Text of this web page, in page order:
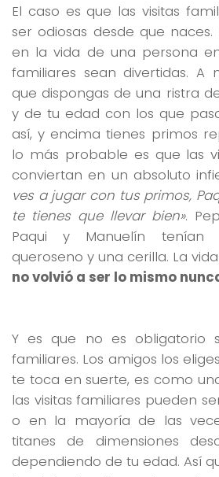
El caso es que las visitas
ser odiosas desde que
en la vida de una persona
familiares sean divertidas. A
que dispongas de una ristra
y de tu edad con los que
así, y encima tienes primos
lo más probable es que las
conviertan en un absoluto
ves a jugar con tus primos,
te tienes que llevar bien».
Paqui y Manuelín
queroseno y una cerilla. La
no volvió a ser lo mismo
Y es que no es obligatorio
familiares. Los amigos los
te toca en suerte, es como
las visitas familiares pueden
o en la mayoría de las
titanes de dimensiones
dependiendo de tu edad. Así